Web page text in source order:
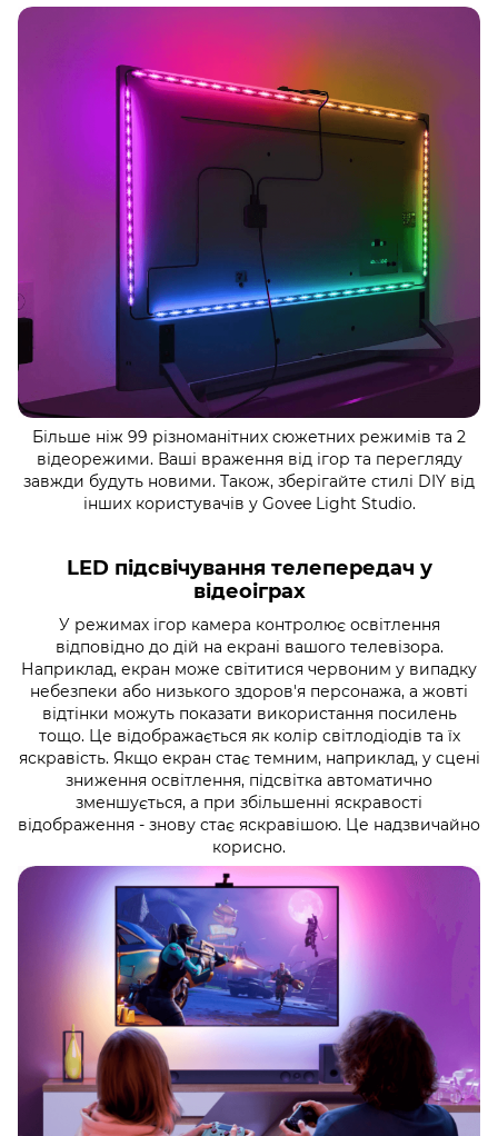
Більше ніж 99 різноманітних сюжетних режимів та 2
відеорежими. Ваші враження від ігор та перегляду
завжди будуть новими. Також, зберігайте стилі DIY від
інших користувачів у Govee Light Studio.
LED підсвічування телепередач у
відеоіграх
У режимах ігор камера контролює освітлення
відповідно до дій на екрані вашого телевізора.
Наприклад, екран може світитися червоним у випадку
небезпеки або низького здоров'я персонажа, а жовті
відтінки можуть показати використання посилень
тощо. Це відображається як колір світлодіодів та їх
яскравість. Якщо екран стає темним, наприклад, у сцені
зниження освітлення, підсвітка автоматично
зменшується, а при збільшенні яскравості
відображення - знову стає яскравішою. Це надзвичайно
корисно.